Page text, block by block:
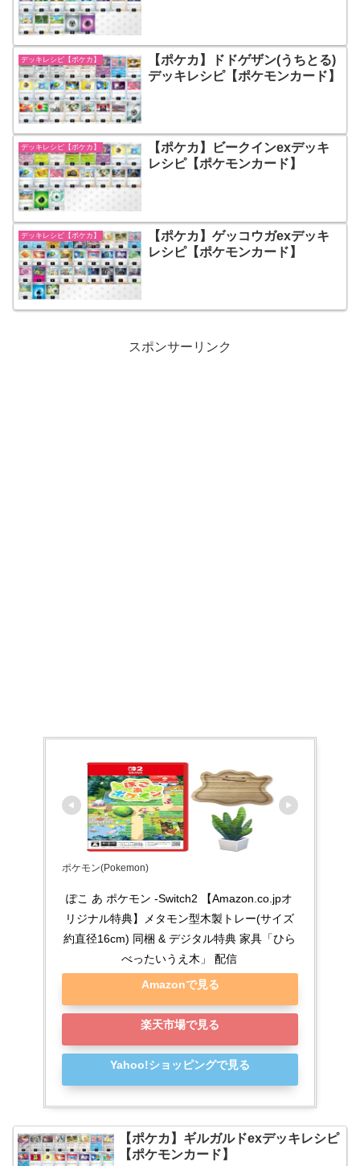
デッキレシピ【ポケカ】
【ポケカ】ドドゲザン(うちとる)
デッキレシピ【ポケモンカード】
デッキレシピ【ポケカ】
【ポケカ】ビークインexデッキ
レシピ【ポケモンカード】
デッキレシピ【ポケカ】
【ポケカ】ゲッコウガexデッキ
レシピ【ポケモンカード】
スポンサーリンク
ポケモン(Pokemon)
ぽこ あ ポケモン -Switch2 【Amazon.co.jpオ
リジナル特典】メタモン型木製トレー(サイズ
約直径16cm) 同梱 & デジタル特典 家具「ひら
べったいうえ木」 配信
Amazonで見る
楽天市場で見る
Yahoo!ショッピングで見る
【ポケカ】ギルガルドexデッキレシピ
【ポケモンカード】